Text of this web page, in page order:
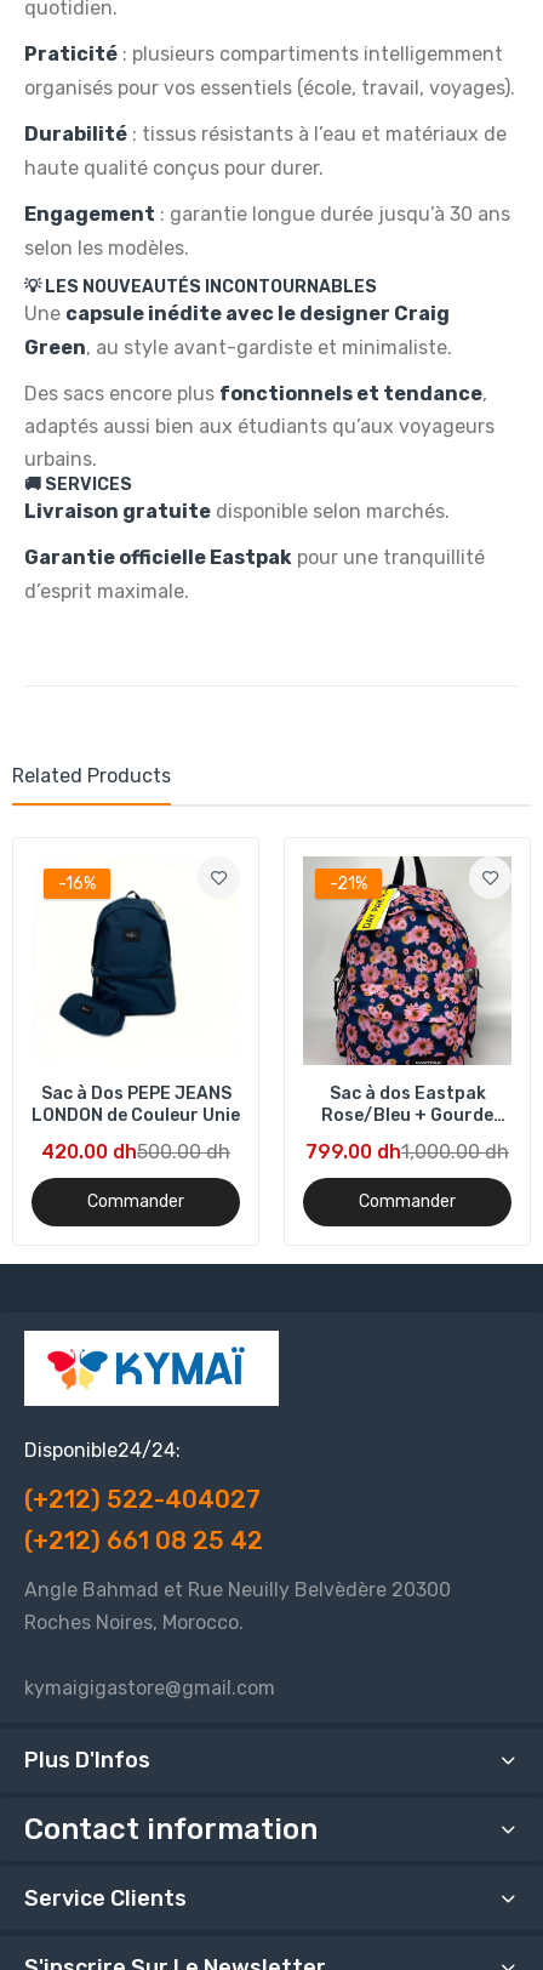
quotidien.
Praticité : plusieurs compartiments intelligemment
organisés pour vos essentiels (école, travail, voyages).
Durabilité : tissus résistants à l’eau et matériaux de
haute qualité conçus pour durer.
Engagement : garantie longue durée jusqu’à 30 ans
selon les modèles.
💡 LES NOUVEAUTÉS INCONTOURNABLES
Une capsule inédite avec le designer Craig
Green, au style avant-gardiste et minimaliste.
Des sacs encore plus fonctionnels et tendance,
adaptés aussi bien aux étudiants qu’aux voyageurs
urbains.
🚚 SERVICES
Livraison gratuite disponible selon marchés.
Garantie officielle Eastpak pour une tranquillité
d’esprit maximale.
Related Products
-16%
Sac à Dos PEPE JEANS
LONDON de Couleur Unie
420.00 dh500.00 dh
Commander
-21%
Sac à dos Eastpak
Rose/Bleu + Gourde
799.00 dh1,000.00 dh
Commander
Disponible24/24:
(+212) 522-404027
(+212) 661 08 25 42
Angle Bahmad et Rue Neuilly Belvèdère 20300
Roches Noires, Morocco.
kymaigigastore@gmail.com
Plus D'Infos
Contact information
Service Clients